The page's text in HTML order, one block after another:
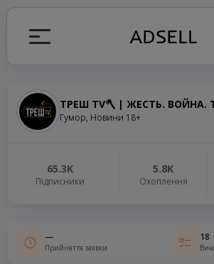
ТРЕШ TV🪓 | ЖЕСТЬ. ВОЙНА.
Гумор, Новини 18+
65.3K
Підписники
5.8K
Охоплення
—
Прийняття заявки
18